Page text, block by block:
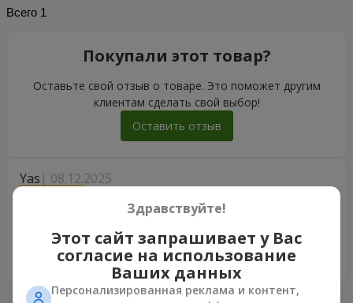
Всего 1
Yas 08.12.2025
Це був чудовий досвід, обслуговування клієнтів було
дуже корисним. Квіти та коробки були феноменальними.
Крім того, вони мені допомогли, хоча я не в Україні. Дуже
дякую ( flower.ua )
Покупали этот товар?
Оставьте свой отзыв о товаре. Это поможет другим
клиентам сделать свой выбор!
Оставить отзыв
Здравствуйте!
Этот сайт запрашивает у Вас
согласие на использование
Ваших данных
Персонализированная реклама и контент,